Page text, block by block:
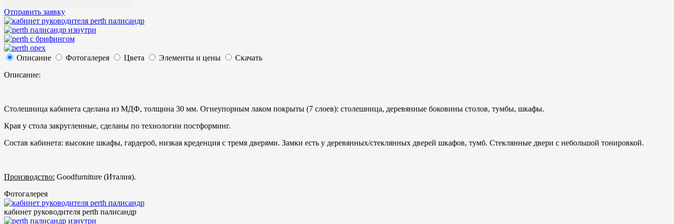
Отправить заявку
Описание Фотогалерея Цвета Элементы и цены
Скачать
Описание:
Столешница кабинета сделана из МДФ, толщина 30 мм. Огнеупорным лаком покрыты (7 слоев): столешница, деревянные боковины столов, тумбы, шкафы.
Края у стола закругленные, сделаны по технологии постформинг.
Состав кабинета: высокие шкафы, гардероб, низкая креденция с тремя дверями. Замки есть у деревянных/стеклянных дверей шкафов, тумб. Стеклянные двери с небольшой тонировкой.
Производство: Goodfurniture (Италия).
Фотогалерея
кабинет руководителя perth палисандр